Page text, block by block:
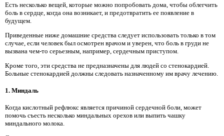
Есть несколько вещей, которые можно попробовать дома, чтобы облегчить
боль в сердце, когда она возникает, и предотвратить ее появление в
будущем.
Приведенные ниже домашние средства следует использовать только в том
случае, если человек был осмотрен врачом и уверен, что боль в груди не
вызвана чем-то серьезным, например, сердечным приступом.
Кроме того, эти средства не предназначены для людей со стенокардией.
Больные стенокардией должны следовать назначенному им врачу лечению.
1. Миндаль
Когда кислотный рефлюкс является причиной сердечной боли, может
помочь съесть несколько миндальных орехов или выпить чашку
миндального молока.